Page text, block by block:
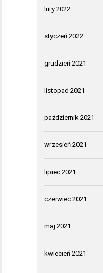
luty 2022
styczeń 2022
grudzień 2021
listopad 2021
październik 2021
wrzesień 2021
lipiec 2021
czerwiec 2021
maj 2021
kwiecień 2021